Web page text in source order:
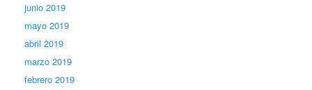
junio 2019
mayo 2019
abril 2019
marzo 2019
febrero 2019